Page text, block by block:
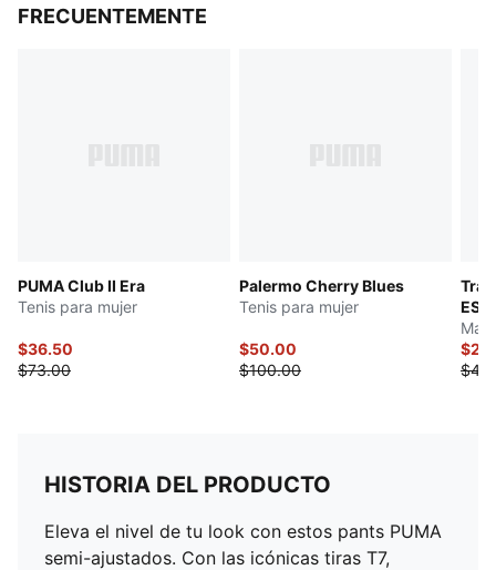
FRECUENTEMENTE
PUMA Club II Era
Tenis para mujer
$36.50
$73.00
Palermo Cherry Blues
Tenis para mujer
$50.00
$100.00
HISTORIA DEL PRODUCTO
Eleva el nivel de tu look con estos pants PUMA
semi-ajustados. Con las icónicas tiras T7,